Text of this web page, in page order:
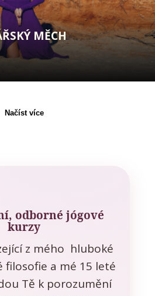
MĚCH
Načíst více
odborné jógové
kurzy
z mého hluboké
filosofie a mé 15 leté
Tě k porozumění